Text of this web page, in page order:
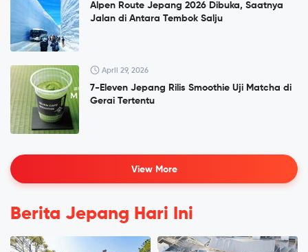
Alpen Route Jepang 2026 Dibuka, Saatnya
Jalan di Antara Tembok Salju
April 29, 2026
7-Eleven Jepang Rilis Smoothie Uji Matcha di
Gerai Tertentu
View More
Berita Jepang Hari Ini